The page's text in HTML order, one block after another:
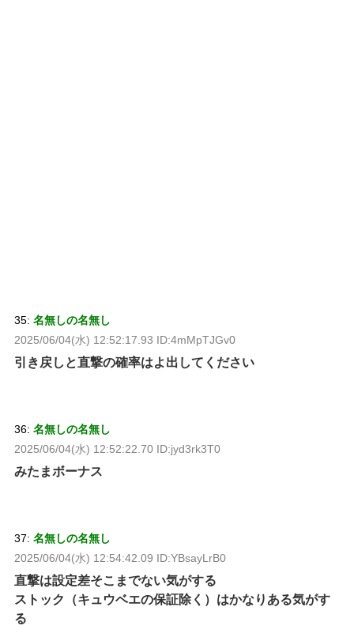
35: 名無しの名無し
2025/06/04(水) 12:52:17.93 ID:4mMpTJGv0
引き戻しと直撃の確率はよ出してください
36: 名無しの名無し
2025/06/04(水) 12:52:22.70 ID:jyd3rk3T0
みたまボーナス
37: 名無しの名無し
2025/06/04(水) 12:54:42.09 ID:YBsayLrB0
直撃は設定差そこまでない気がする
ストック（キュウベエの保証除く）はかなりある気がす
る